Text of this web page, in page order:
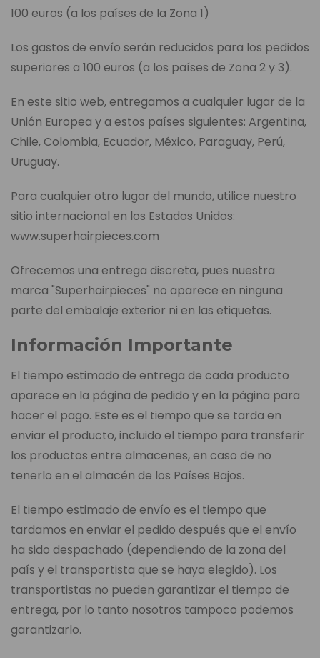
100 euros (a los países de la Zona 1)
Los gastos de envío serán reducidos para los pedidos
superiores a 100 euros (a los países de Zona 2 y 3).
En este sitio web, entregamos a cualquier lugar de la
Unión Europea y a estos países siguientes: Argentina,
Chile, Colombia, Ecuador, México, Paraguay, Perú,
Uruguay.
Para cualquier otro lugar del mundo, utilice nuestro
sitio internacional en los Estados Unidos:
www.superhairpieces.com
Ofrecemos una entrega discreta, pues nuestra
marca "Superhairpieces" no aparece en ninguna
parte del embalaje exterior ni en las etiquetas.
Información Importante
El tiempo estimado de entrega de cada producto
aparece en la página de pedido y en la página para
hacer el pago. Este es el tiempo que se tarda en
enviar el producto, incluido el tiempo para transferir
los productos entre almacenes, en caso de no
tenerlo en el almacén de los Países Bajos.
El tiempo estimado de envío es el tiempo que
tardamos en enviar el pedido después que el envío
ha sido despachado (dependiendo de la zona del
país y el transportista que se haya elegido). Los
transportistas no pueden garantizar el tiempo de
entrega, por lo tanto nosotros tampoco podemos
garantizarlo.